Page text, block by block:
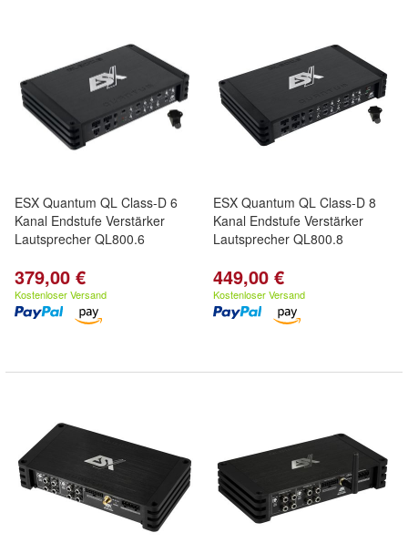
ESX Quantum QL Class-D 6
Kanal Endstufe Verstärker
Lautsprecher QL800.6
379,00 €
Kostenloser Versand
ESX Quantum QL Class-D 8
Kanal Endstufe Verstärker
Lautsprecher QL800.8
449,00 €
Kostenloser Versand